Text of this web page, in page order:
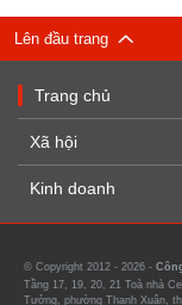
Lên đầu trang
Trang chủ
Xã hội
Kinh doanh
© Copyright 2012 - 2026 -
Tầng 17, 19, 20, 21 Toà nhà
Tưởng, phường Thanh Xuân,